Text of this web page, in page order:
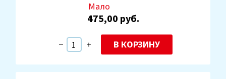
Мало
475,00 руб.
В КОРЗИНУ